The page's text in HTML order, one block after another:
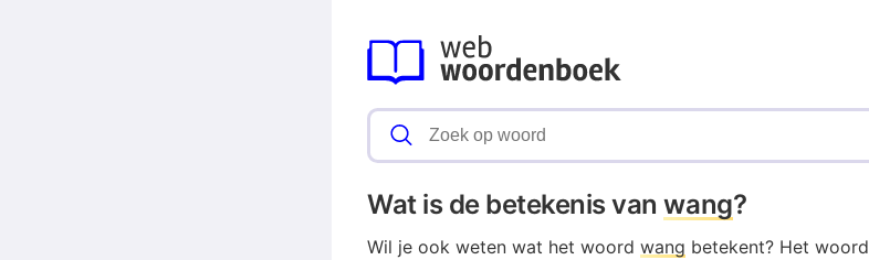
Wat is de betekenis vanwang?
Wil je ook weten wat het woord wang betekent? Het woord